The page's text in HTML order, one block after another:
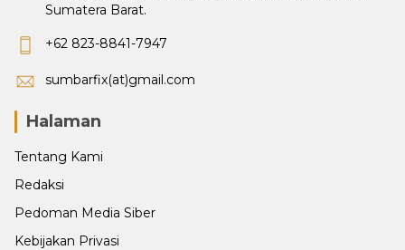
Sumatera Barat.
+62 823-8841-7947
sumbarfix(at)gmail.com
Halaman
Tentang Kami
Redaksi
Pedoman Media Siber
Kebijakan Privasi